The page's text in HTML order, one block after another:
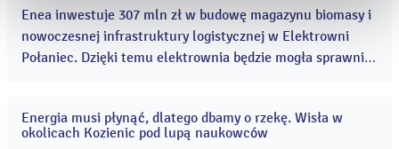
2026
Enea inwestuje 307 mln zł w budowę magazynu biomasy i
nowoczesnej infrastruktury logistycznej w Elektrowni
Połaniec. Dzięki temu elektrownia będzie mogła sprawnie
Energia musi płynąć, dlatego dbamy o rzekę. Wisła w
okolicach Kozienic pod lupą naukowców